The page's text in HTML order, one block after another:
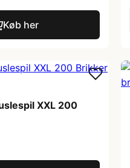
Køb her
XXL 200